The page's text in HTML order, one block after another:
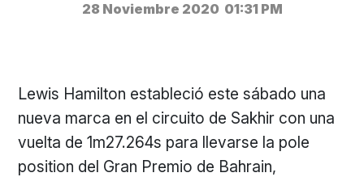
28 Noviembre 2020 01:31 PM
Lewis Hamilton estableció este sábado una
nueva marca en el circuito de Sakhir con una
vuelta de 1m27.264s para llevarse la pole
position del Gran Premio de Bahrain,